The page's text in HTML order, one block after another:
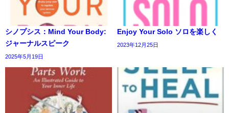
シノプシス：Mind Your Body:
ジャーナルスピーク
2025年5月19日
Enjoy Your Solo ソロを楽しく
2023年12月25日